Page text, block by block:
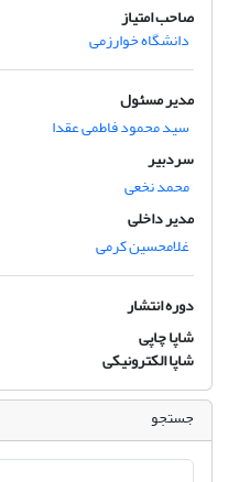
صاحب امتیاز
دانشگاه خوارزمی
مدیر مسئول
سید محمود فاطمی عقدا
سردبیر
محمد نخعی
مدیر داخلی
غلامحسین کرمی
دوره انتشار
شاپا چاپی
شاپا الکترونیکی
جستجو